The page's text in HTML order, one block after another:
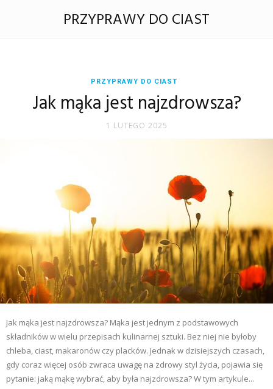
PRZYPRAWY DO CIAST
PRZYPRAWY DO CIAST
Jak mąka jest najzdrowsza?
1 LUTEGO 2025
Jak mąka jest najzdrowsza? Mąka jest jednym z podstawowych
składników w wielu przepisach kulinarnej sztuki. Bez niej nie byłoby
chleba, ciast, makaronów czy placków. Jednak w dzisiejszych czasach,
gdy coraz więcej osób zwraca uwagę na zdrowy styl życia, pojawia się
pytanie: jaką mąkę wybrać, aby była najzdrowsza? W tym artykule...